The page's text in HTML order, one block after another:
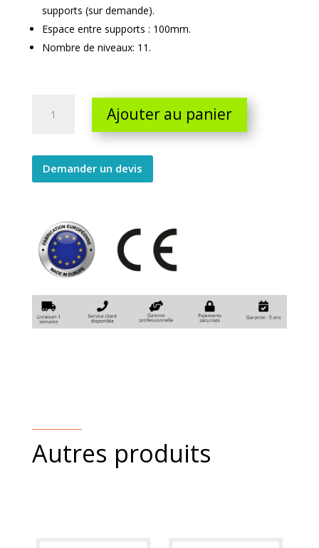
supports (sur demande).
Espace entre supports : 100mm.
Nombre de niveaux: 11.
porte
supports
trois
Ajouter au panier
Demander un devis
Autres produits